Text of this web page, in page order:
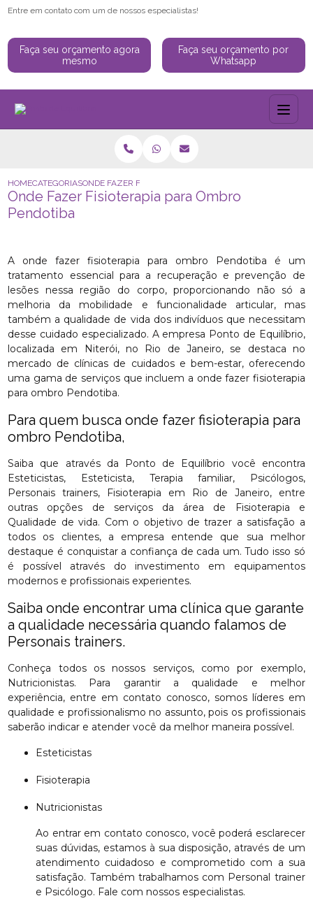
Entre em contato com um de nossos especialistas!
Faça seu orçamento agora
mesmo
Faça seu orçamento por
Whatsapp
HOMECATEGORIASONDE FAZER FISIOTERAPIA PARA OMBRO PENDOTIBA
Onde Fazer Fisioterapia para Ombro
Pendotiba
A onde fazer fisioterapia para ombro Pendotiba é um
tratamento essencial para a recuperação e prevenção de
lesões nessa região do corpo, proporcionando não só a
melhoria da mobilidade e funcionalidade articular, mas
também a qualidade de vida dos indivíduos que necessitam
desse cuidado especializado. A empresa Ponto de Equilíbrio,
localizada em Niterói, no Rio de Janeiro, se destaca no
mercado de clínicas de cuidados e bem-estar, oferecendo
uma gama de serviços que incluem a onde fazer fisioterapia
para ombro Pendotiba.
Para quem busca onde fazer fisioterapia para
ombro Pendotiba,
Saiba que através da Ponto de Equilíbrio você encontra
Esteticistas, Esteticista, Terapia familiar, Psicólogos,
Personais trainers, Fisioterapia em Rio de Janeiro, entre
outras opções de serviços da área de Fisioterapia e
Qualidade de vida. Com o objetivo de trazer a satisfação a
todos os clientes, a empresa entende que sua melhor
destaque é conquistar a confiança de cada um. Tudo isso só
é possível através do investimento em equipamentos
modernos e profissionais experientes.
Saiba onde encontrar uma clínica que garante
a qualidade necessária quando falamos de
Personais trainers.
Conheça todos os nossos serviços, como por exemplo,
Nutricionistas. Para garantir a qualidade e melhor
experiência, entre em contato conosco, somos líderes em
qualidade e profissionalismo no assunto, pois os profissionais
saberão indicar e atender você da melhor maneira possível.
Esteticistas
Fisioterapia
Nutricionistas
Ao entrar em contato conosco, você poderá esclarecer
suas dúvidas, estamos à sua disposição, através de um
atendimento cuidadoso e comprometido com a sua
satisfação. Também trabalhamos com Personal trainer
e Psicólogo. Fale com nossos especialistas.